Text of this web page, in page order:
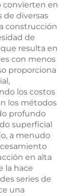
convierten en
de diversas
construcción
de
resulta en
con menos
proporciona
los costos
los métodos
profundo
superficial
a menudo
en alta
la hace
series de
una